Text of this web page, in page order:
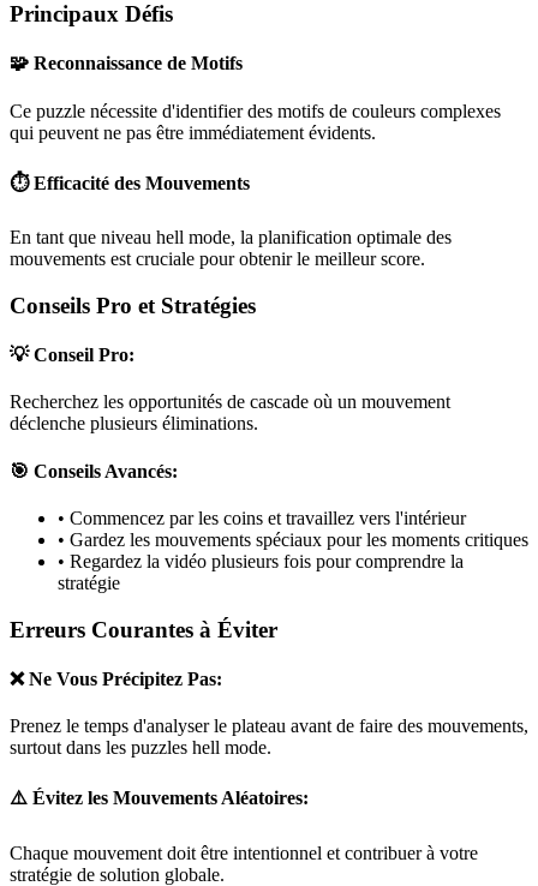
Principaux Défis
🧩 Reconnaissance de Motifs
Ce puzzle nécessite d'identifier des motifs de couleurs complexes
qui peuvent ne pas être immédiatement évidents.
⏱️ Efficacité des Mouvements
En tant que niveau hell mode, la planification optimale des
mouvements est cruciale pour obtenir le meilleur score.
Conseils Pro et Stratégies
💡 Conseil Pro:
Recherchez les opportunités de cascade où un mouvement
déclenche plusieurs éliminations.
🎯 Conseils Avancés:
• Commencez par les coins et travaillez vers l'intérieur
• Gardez les mouvements spéciaux pour les moments critiques
• Regardez la vidéo plusieurs fois pour comprendre la
stratégie
Erreurs Courantes à Éviter
❌ Ne Vous Précipitez Pas:
Prenez le temps d'analyser le plateau avant de faire des mouvements,
surtout dans les puzzles hell mode.
⚠️ Évitez les Mouvements Aléatoires:
Chaque mouvement doit être intentionnel et contribuer à votre
stratégie de solution globale.